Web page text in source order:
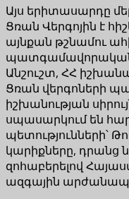
Այս երիտասարդը
Ցռան Վերգոյին է
այնքան թշնամու
պատգամավորական
Անշուշտ, ՀՀ
Ցռան վերգոների
իշխանության
սպասարկում են
պետությունների՝
կարիքները, դրանց
զոհաբերելով
ազգային